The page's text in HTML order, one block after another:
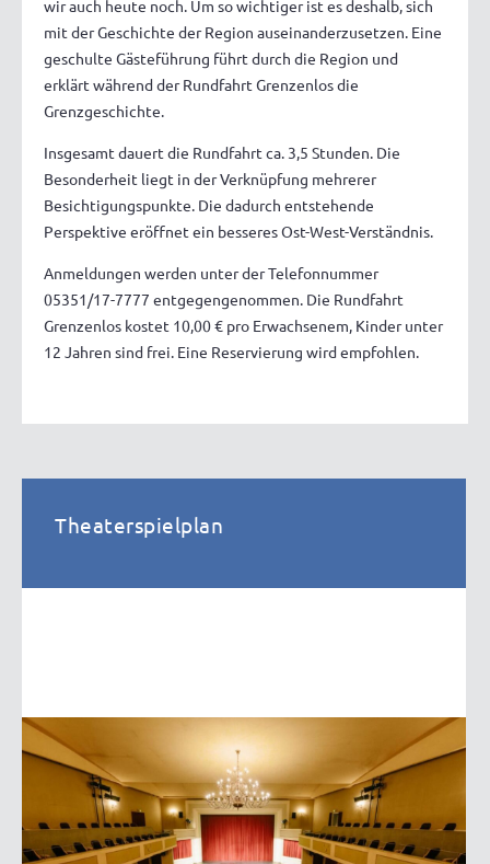
wir auch heute noch. Um so wichtiger ist es deshalb, sich
mit der Geschichte der Region auseinanderzusetzen. Eine
geschulte Gästeführung führt durch die Region und
erklärt während der Rundfahrt Grenzenlos die
Grenzgeschichte.
Insgesamt dauert die Rundfahrt ca. 3,5 Stunden. Die
Besonderheit liegt in der Verknüpfung mehrerer
Besichtigungspunkte. Die dadurch entstehende
Perspektive eröffnet ein besseres Ost-West-Verständnis.
Anmeldungen werden unter der Telefonnummer
05351/17-7777 entgegengenommen. Die Rundfahrt
Grenzenlos kostet 10,00 € pro Erwachsenem, Kinder unter
12 Jahren sind frei. Eine Reservierung wird empfohlen.
Theaterspielplan